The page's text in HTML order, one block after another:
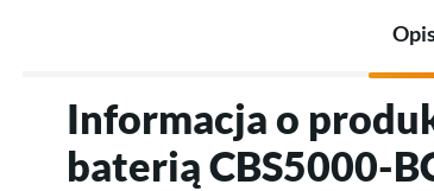
Informacja o
baterią CBS5000-